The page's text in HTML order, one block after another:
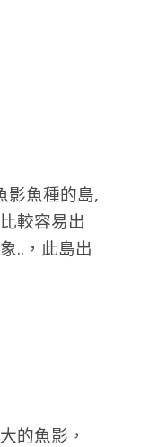
影魚種的島,
較容易出
..，此島出
的魚影，